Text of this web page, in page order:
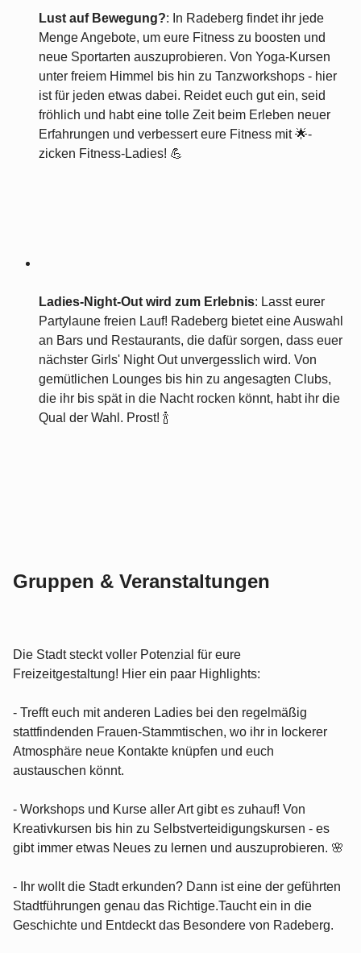
Lust auf Bewegung?: In Radeberg findet ihr jede
Menge Angebote, um eure Fitness zu boosten und
neue Sportarten auszuprobieren. Von Yoga-Kursen
unter freiem Himmel bis hin zu Tanzworkshops - hier
ist für jeden etwas dabei. Reidet euch gut ein, seid
fröhlich und habt eine tolle Zeit beim Erleben neuer
Erfahrungen und verbessert eure Fitness mit 🌟-
zicken Fitness-Ladies! 💪
Ladies-Night-Out wird zum Erlebnis: Lasst eurer
Partylaune freien Lauf! Radeberg bietet eine Auswahl
an Bars und Restaurants, die dafür sorgen, dass euer
nächster Girls' Night Out unvergesslich wird. Von
gemütlichen Lounges bis hin zu angesagten Clubs,
die ihr bis spät in die Nacht rocken könnt, habt ihr die
Qual der Wahl. Prost! 🍾
Gruppen & Veranstaltungen
Die Stadt steckt voller Potenzial für eure
Freizeitgestaltung! Hier ein paar Highlights:
- Trefft euch mit anderen Ladies bei den regelmäßig
stattfindenden Frauen-Stammtischen, wo ihr in lockerer
Atmosphäre neue Kontakte knüpfen und euch
austauschen könnt.
- Workshops und Kurse aller Art gibt es zuhauf! Von
Kreativkursen bis hin zu Selbstverteidigungskursen - es
gibt immer etwas Neues zu lernen und auszuprobieren. 🌸
- Ihr wollt die Stadt erkunden? Dann ist eine der geführten
Stadtführungen genau das Richtige.Taucht ein in die
Geschichte und Entdeckt das Besondere von Radeberg.